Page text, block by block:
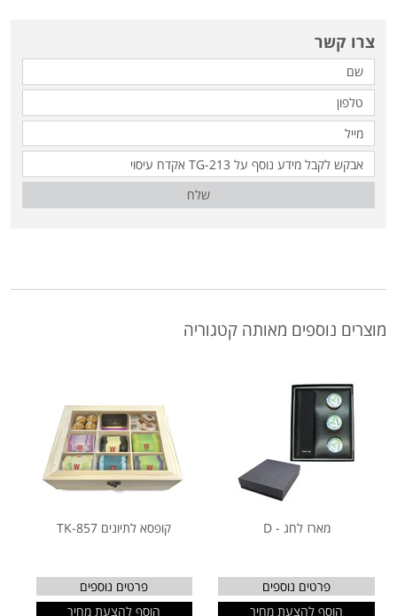
צרו קשר
שלח
מוצרים נוספים מאותה קטגוריה
מארז לחג - D
פרטים נוספים
הוסף להצעת מחיר
קופסא לתיונים TK-857
פרטים נוספים
הוסף להצעת מחיר